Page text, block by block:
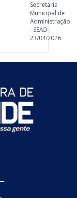
Secretaria
Municipal de
Administração
- SEAD -
23/04/2026